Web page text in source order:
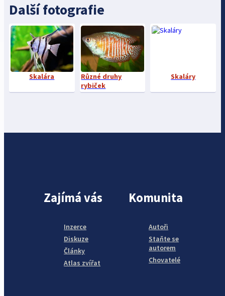
Další fotografie
Skalára
Různé druhy
rybiček
Skaláry
Zajímá vás
Inzerce
Diskuze
Články
Atlas zvířat
Komunita
Autoři
Staňte se
autorem
Chovatelé